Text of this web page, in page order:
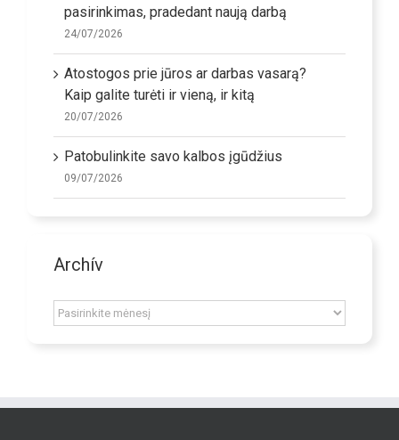
pasirinkimas, pradedant naują darbą
24/07/2026
Atostogos prie jūros ar darbas vasarą?
Kaip galite turėti ir vieną, ir kitą
20/07/2026
Patobulinkite savo kalbos įgūdžius
09/07/2026
Archív
Archív